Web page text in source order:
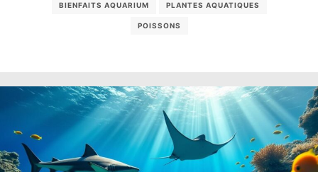
BIENFAITS AQUARIUM PLANTES AQUATIQUES
POISSONS